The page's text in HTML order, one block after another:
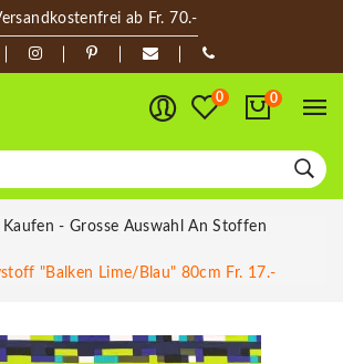
ab Fr. 70.-
0 0
- Grosse Auswahl An Stoffen
"Balken Lime/blau" 80cm Fr. 17.-